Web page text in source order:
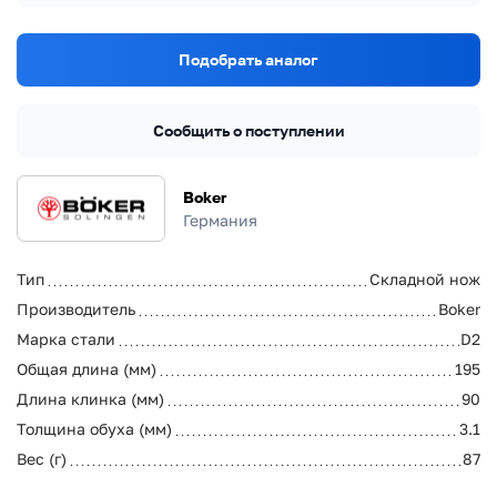
Boker
Германия
Тип
Складной нож
Производитель
Boker
Марка стали
D2
Общая длина (мм)
195
Длина клинка (мм)
90
Толщина обуха (мм)
3.1
Вес (г)
87
Подобрать аналог
Сообщить о поступлении